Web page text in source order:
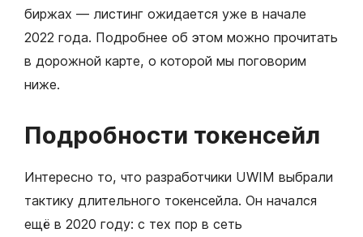
биржах — листинг ожидается уже в начале
2022 года. Подробнее об этом можно прочитать
в дорожной карте, о которой мы поговорим
ниже.
Подробности токенсейл
Интересно то, что разработчики UWIM выбрали
тактику длительного токенсейла. Он начался
ещё в 2020 году: с тех пор в сеть